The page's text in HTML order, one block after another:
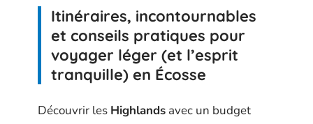
Itinéraires, incontournables
et conseils pratiques pour
voyager léger (et l’esprit
tranquille) en Écosse
Découvrir les Highlands avec un budget